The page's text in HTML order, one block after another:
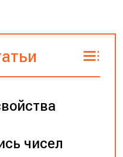
чисел